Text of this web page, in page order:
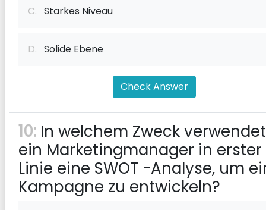
C. Starkes Niveau
D. Solide Ebene
Check Answer
10: In welchem ​​Zweck verwendet
ein Marketingmanager in erster
Linie eine SWOT -Analyse, um
Kampagne zu entwickeln?